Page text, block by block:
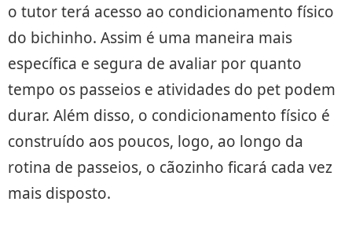
o tutor terá acesso ao condicionamento físico
do bichinho. Assim é uma maneira mais
específica e segura de avaliar por quanto
tempo os passeios e atividades do pet podem
durar. Além disso, o condicionamento físico é
construído aos poucos, logo, ao longo da
rotina de passeios, o cãozinho ficará cada vez
mais disposto.